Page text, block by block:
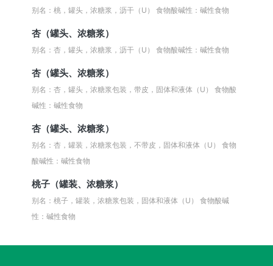
别名：桃，罐头，浓糖浆，沥干（U）食物酸碱性：碱性食物
杏（罐头、浓糖浆）
别名：杏，罐头，浓糖浆，沥干（U）食物酸碱性：碱性食物
杏（罐头、浓糖浆）
别名：杏，罐头，浓糖浆包装，带皮，固体和液体（U）食物酸
碱性：碱性食物
杏（罐头、浓糖浆）
别名：杏，罐装，浓糖浆包装，不带皮，固体和液体（U）食物
酸碱性：碱性食物
桃子（罐装、浓糖浆）
别名：桃子，罐装，浓糖浆包装，固体和液体（U）食物酸碱
性：碱性食物